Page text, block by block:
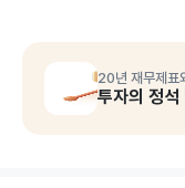
20년 재무제표
투자의 정석